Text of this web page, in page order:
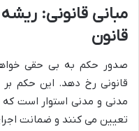
مبانی قانونی:
قانون
صدور حکم به بی حقی
قانونی رخ دهد. این حکم بر
مدنی و مدنی استوار است که
تعیین می کنند و ضمانت